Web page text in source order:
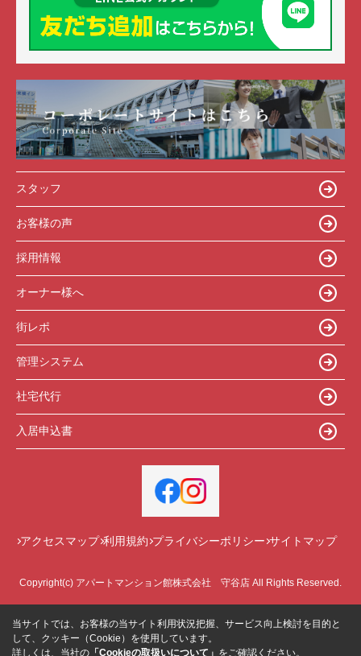
スタッフ
お客様の声
採用情報
オーナー様へ
街レポ
管理システム
社宅代行
入居申込書
アクセスマップ 利用規約 プライバシーポリシー サイトマップ
Copyright(c) アパートマンション館株式会社 守谷店 All Rights Reserved.
当サイトでは、お客様の当サイト利用状況把握、サービス向上検討を目的と
して、クッキー（Cookie）を使用しています。
詳しくは、当社の 「Cookieの取扱いについて」 をご確認ください。